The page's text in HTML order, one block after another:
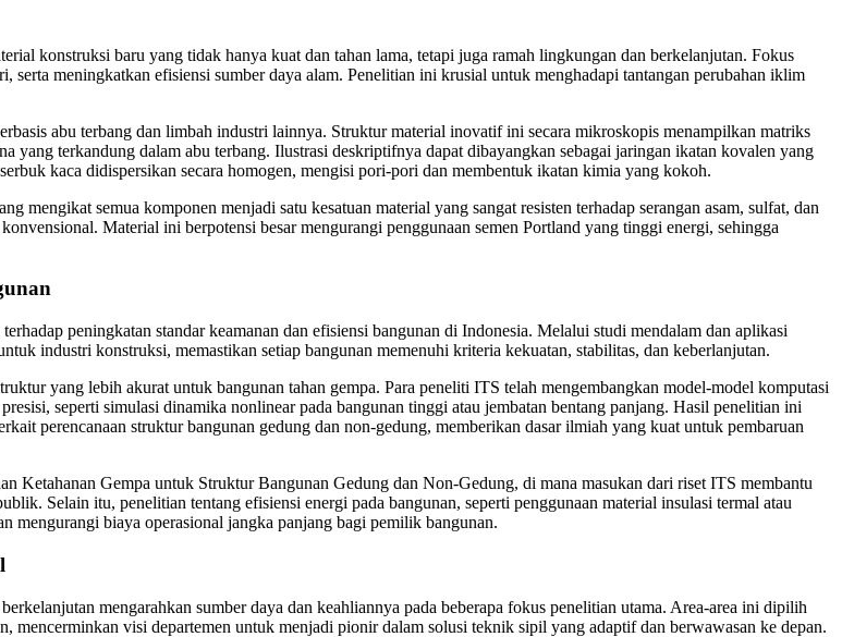
konstruksi baru yang tidak hanya kuat dan tahan lama, tetapi juga ramah lingkungan dan berkelanjutan. Fokus
meningkatkan efisiensi sumber daya alam. Penelitian ini krusial untuk menghadapi tantangan perubahan iklim
abu terbang dan limbah industri lainnya. Struktur material inovatif ini secara mikroskopis menampilkan matriks
terkandung dalam abu terbang. Ilustrasi deskriptifnya dapat dibayangkan sebagai jaringan ikatan kovalen yang
kaca didispersikan secara homogen, mengisi pori-pori dan membentuk ikatan kimia yang kokoh.
semua komponen menjadi satu kesatuan material yang sangat resisten terhadap serangan asam, sulfat, dan
Material ini berpotensi besar mengurangi penggunaan semen Portland yang tinggi energi, sehingga
peningkatan standar keamanan dan efisiensi bangunan di Indonesia. Melalui studi mendalam dan aplikasi
industri konstruksi, memastikan setiap bangunan memenuhi kriteria kekuatan, stabilitas, dan keberlanjutan.
yang lebih akurat untuk bangunan tahan gempa. Para peneliti ITS telah mengembangkan model-model komputasi
seperti simulasi dinamika nonlinear pada bangunan tinggi atau jembatan bentang panjang. Hasil penelitian ini
perencanaan struktur bangunan gedung dan non-gedung, memberikan dasar ilmiah yang kuat untuk pembaruan
Ketahanan Gempa untuk Struktur Bangunan Gedung dan Non-Gedung, di mana masukan dari riset ITS membantu
Selain itu, penelitian tentang efisiensi energi pada bangunan, seperti penggunaan material insulasi termal atau
mengurangi biaya operasional jangka panjang bagi pemilik bangunan.
mengarahkan sumber daya dan keahliannya pada beberapa fokus penelitian utama. Area-area ini dipilih
visi departemen untuk menjadi pionir dalam solusi teknik sipil yang adaptif dan berwawasan ke depan.